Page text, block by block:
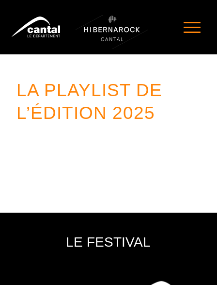
LA PLAYLIST DE
L’ÉDITION 2025
LE FESTIVAL